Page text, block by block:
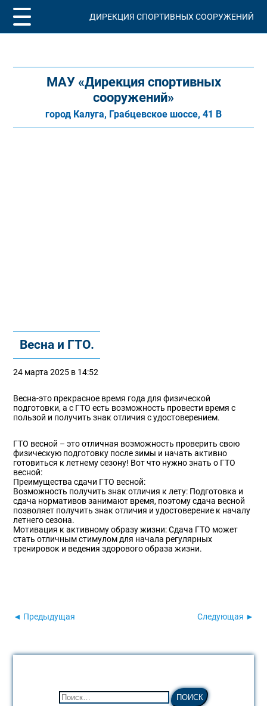
ДИРЕКЦИЯ СПОРТИВНЫХ СООРУЖЕНИЙ
МАУ «Дирекция спортивных
сооружений»
город Калуга, Грабцевское шоссе, 41 В
Весна и ГТО.
24 марта 2025 в 14:52
Весна-это прекрасное время года для физической
подготовки, а с ГТО есть возможность провести время с
пользой и получить знак отличия с удостоверением.
ГТО весной – это отличная возможность проверить свою
физическую подготовку после зимы и начать активно
готовиться к летнему сезону! Вот что нужно знать о ГТО
весной:
Преимущества сдачи ГТО весной:
Возможность получить знак отличия к лету: Подготовка и
сдача нормативов занимают время, поэтому сдача весной
позволяет получить знак отличия и удостоверение к началу
летнего сезона.
Мотивация к активному образу жизни: Сдача ГТО может
стать отличным стимулом для начала регулярных
тренировок и ведения здорового образа жизни.
◄ Предыдущая Следующая ►